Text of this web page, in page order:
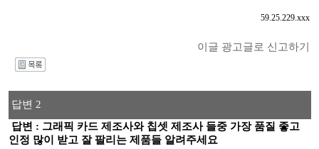
59.25.229.xxx
이글 광고글로 신고하기
답변 2
답변 : 그래픽 카드 제조사와 칩셋 제조사 들중 가장 품질 좋고
인정 많이 받고 잘 팔리는 제품들 알려주세요